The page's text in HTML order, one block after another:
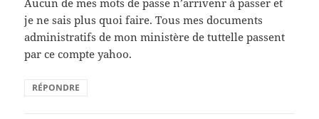
Aucun de mes mots de passe n’arrivenr à passer et
je ne sais plus quoi faire. Tous mes documents
administratifs de mon ministère de tuttelle passent
par ce compte yahoo.
RÉPONDRE